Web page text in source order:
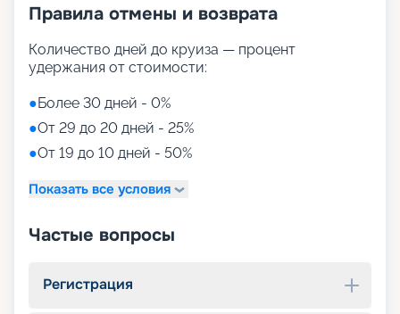
Правила отмены и возврата
Количество дней до круиза — процент
удержания от стоимости:
●Более 30 дней - 0%
●От 29 до 20 дней - 25%
●От 19 до 10 дней - 50%
Показать все условия
Частые вопросы
Регистрация